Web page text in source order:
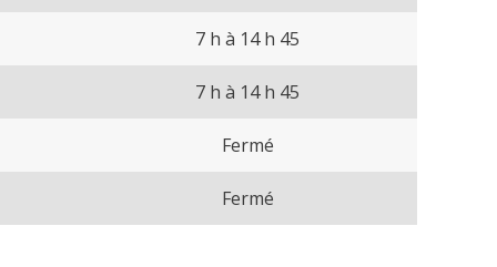
7 h à 14 h 45
7 h à 14 h 45
Fermé
Fermé